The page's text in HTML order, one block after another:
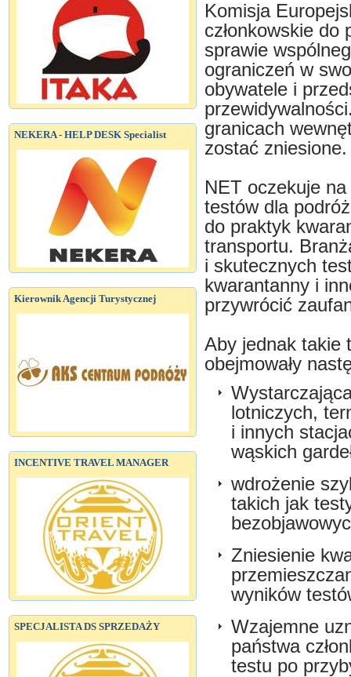
NEKERA - HELP DESK Specialist
Kierownik Agencji Turystycznej
INCENTIVE TRAVEL MANAGER
SPECJALISTA DS SPRZEDAŻY
Komisja
członkowskie do
sprawie
ograniczeń w
obywatele i
granicach
zostać zniesione.
NET oczekuje
testów dla
do praktyk
transportu.
i skutecznych
kwarantanny i
przywrócić
Aby jednak takie
obejmowały
lotniczych,
i innych
wąskich
wdrożenie
takich jak
Zniesienie
wyników
Wzajemne
państwa
testu po